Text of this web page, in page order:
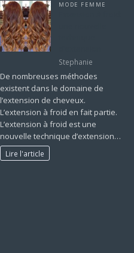
MODE FEMME
Stephanie
De nombreuses méthodes
existent dans le domaine de
l’extension de cheveux.
L’extension à froid en fait partie.
L’extension à froid est une
nouvelle technique d’extension…
Lire l'article